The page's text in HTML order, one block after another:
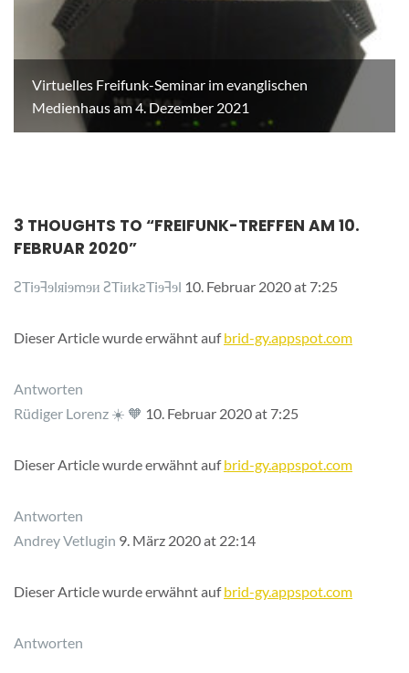
Virtuelles Freifunk-Seminar im evanglischen
Medienhaus am 4. Dezember 2021
3 THOUGHTS TO “FREIFUNK-TREFFEN AM 10.
FEBRUAR 2020”
ꙄTiɘꟻɘlᴙiɘmɘᴎ ꙄTiᴎkꙅTiɘꟻɘl 10. Februar 2020 at 7:25
Dieser Article wurde erwähnt aufbrid-gy.appspot.com
Antworten
Rüdiger Lorenz ☀️ 🧡 10. Februar 2020 at 7:25
Dieser Article wurde erwähnt aufbrid-gy.appspot.com
Antworten
Andrey Vetlugin 9. März 2020 at 22:14
Dieser Article wurde erwähnt aufbrid-gy.appspot.com
Antworten